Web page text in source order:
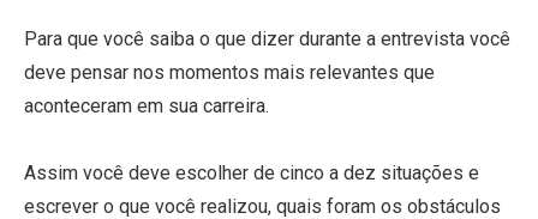
Para que você saiba o que dizer durante a entrevista você
deve pensar nos momentos mais relevantes que
aconteceram em sua carreira.
Assim você deve escolher de cinco a dez situações e
escrever o que você realizou, quais foram os obstáculos